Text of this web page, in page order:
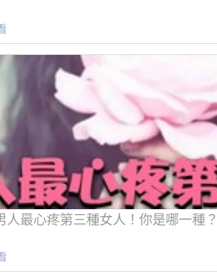
人最心疼第三種女人！你是哪一種